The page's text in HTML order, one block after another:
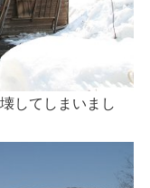
してしまいまし